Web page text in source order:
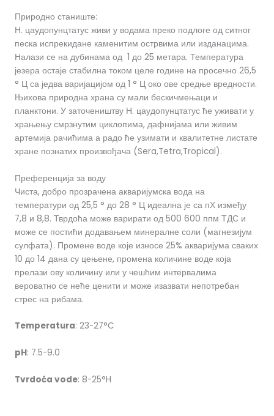
Природно станиште:
Н. цаудопунцтатус живи у водама преко подлоге од ситног
песка испрекидане каменитим острвима или изданацима.
Налази се на дубинама од 1 до 25 метара. Температура
језера остаје стабилна током целе године на просечно 26,5
° Ц са једва варијацијом од 1 ° Ц око ове средње вредности.
Њихова природна храна су мали бескичмењаци и
планктони. У заточеништву Н. цаудопунцтатус ће уживати у
храњењу смрзнутим циклопима, дафнијама или живим
артемија рачићима а радо ће узимати и квалитетне листате
хране познатих произвођача (Sera,Tetra,Tropical).
Преференција за воду
Чиста, добро прозрачена акваријумска вода на
температури од 25,5 ° до 28 ° Ц идеална је са пХ између
7,8 и 8,8. Тврдоћа може варирати од 500 600 ппм ТДС и
може се постићи додавањем минералне соли (магнезијум
сулфата). Промене воде које износе 25% акваријума сваких
10 до 14 дана су цењене, промена количине воде која
прелази ову количину или у чешћим интервалима
вероватно се неће ценити и може изазвати непотребан
стрес на рибама.
Temperatura: 23-27°C
pH: 7.5-9.0
Tvrdoća vode: 8-25°H